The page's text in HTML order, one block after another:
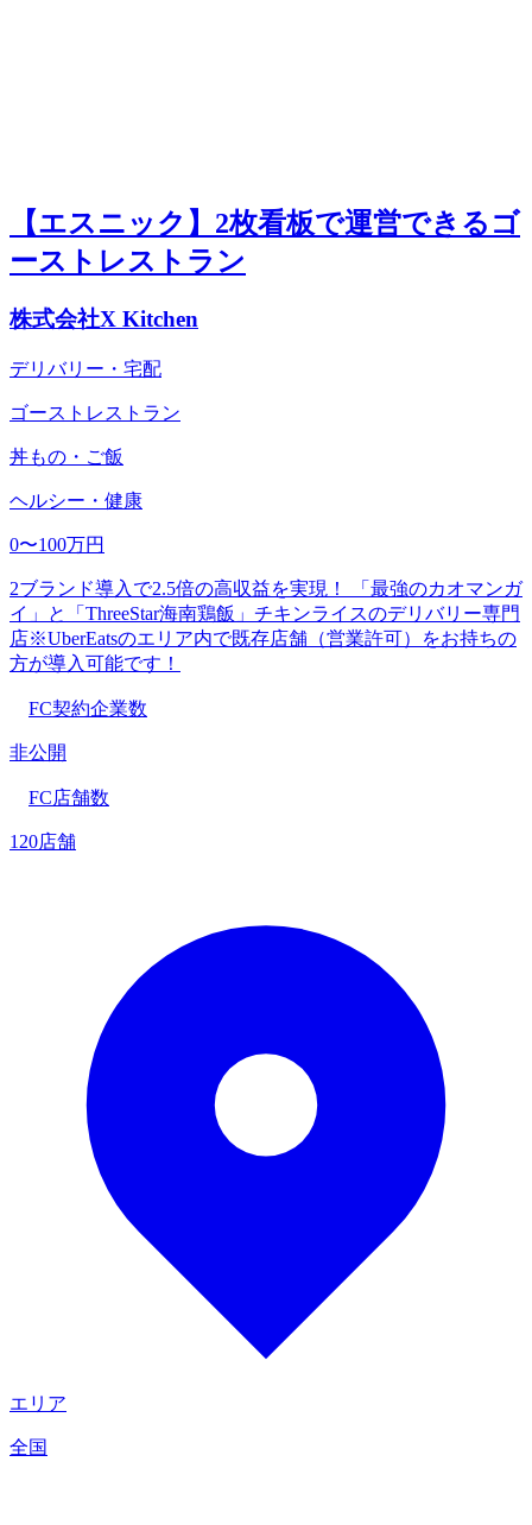
【エスニック】2枚看板で運営できるゴ
ーストレストラン
株式会社X Kitchen
デリバリー・宅配
ゴーストレストラン
丼もの・ご飯
ヘルシー・健康
0〜100万円
2ブランド導入で2.5倍の高収益を実現！ 「最強のカオマンガ
イ」と「ThreeStar海南鶏飯」チキンライスのデリバリー専門
店※UberEatsのエリア内で既存店舗（営業許可）をお持ちの
方が導入可能です！
FC契約企業数
非公開
FC店舗数
120店舗
エリア
全国